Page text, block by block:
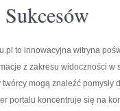
to innowacyjna witryna
z zakresu widoczności w
twórcy mogą znaleźć
portalu koncentruje się na